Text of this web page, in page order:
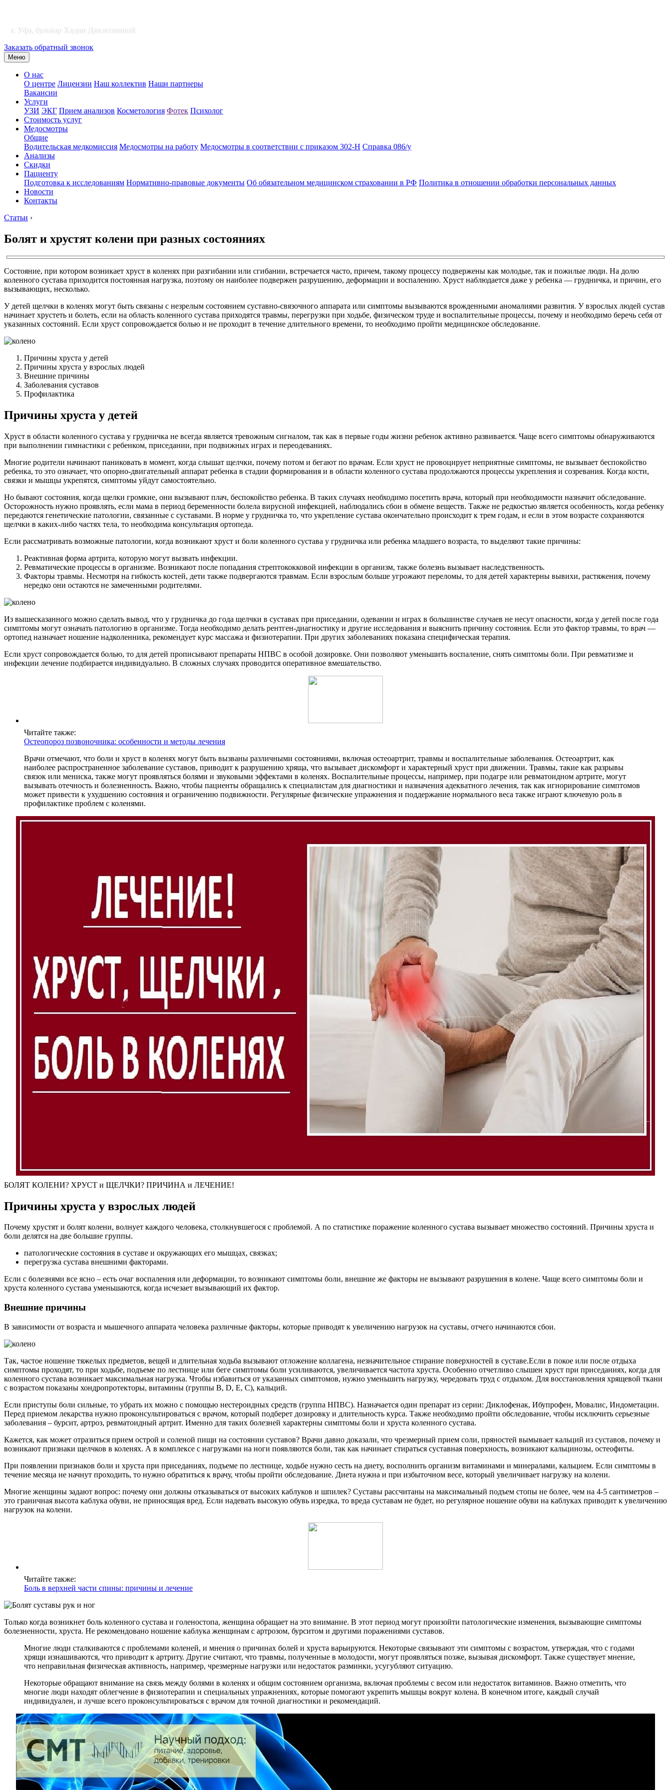
г. Уфа, бульвар Хадии Давлетшиной
Заказать обратный звонок
Меню
О нас
О центре Лицензии Наш коллектив Наши партнеры
Вакансии
Услуги
УЗИ ЭКГ Прием анализов Косметология Фотек Психолог
Стоимость услуг
Медосмотры
Общие
Водительская медкомиссия Медосмотры на работу Медосмотры в соответствии с приказом 302-Н Справка 086/у
Анализы
Скидки
Пациенту
Подготовка к исследованиям Нормативно-правовые документы Об обязательном медицинском страховании в РФ Политика в отношении обработки персональных данных
Новости
Контакты
Статьи ›
Болят и хрустят колени при разных состояниях
Состояние, при котором возникает хруст в коленях при разгибании или сгибании, встречается часто, причем, такому процессу подвержены как молодые, так и пожилые люди. На долю
коленного сустава приходится постоянная нагрузка, поэтому он наиболее подвержен разрушению, деформации и воспалению. Хруст наблюдается даже у ребенка — грудничка, и причин, его
вызывающих, несколько.
У детей щелчки в коленях могут быть связаны с незрелым состоянием суставно-связочного аппарата или симптомы вызываются врожденными аномалиями развития. У взрослых людей сустав
начинает хрустеть и болеть, если на область коленного сустава приходятся травмы, перегрузки при ходьбе, физическом труде и воспалительные процессы, почему и необходимо беречь себя от
указанных состояний. Если хруст сопровождается болью и не проходит в течение длительного времени, то необходимо пройти медицинское обследование.
Причины хруста у детей
Причины хруста у взрослых людей
Внешние причины
Заболевания суставов
Профилактика
Причины хруста у детей
Хруст в области коленного сустава у грудничка не всегда является тревожным сигналом, так как в первые годы жизни ребенок активно развивается. Чаще всего симптомы обнаруживаются
при выполнении гимнастики с ребенком, приседании, при подвижных играх и переодеваниях.
Многие родители начинают паниковать в момент, когда слышат щелчки, почему потом и бегают по врачам. Если хруст не провоцирует неприятные симптомы, не вызывает беспокойство
ребенка, то это означает, что опорно-двигательный аппарат ребенка в стадии формирования и в области коленного сустава продолжаются процессы укрепления и созревания. Когда кости,
связки и мышцы укрепятся, симптомы уйдут самостоятельно.
Но бывают состояния, когда щелки громкие, они вызывают плач, беспокойство ребенка. В таких случаях необходимо посетить врача, который при необходимости назначит обследование.
Осторожность нужно проявлять, если мама в период беременности болела вирусной инфекцией, наблюдались сбои в обмене веществ. Также не редкостью является особенность, когда ребенку
передаются генетические патологии, связанные с суставами. В норме у грудничка то, что укрепление сустава окончательно происходит к трем годам, и если в этом возрасте сохраняются
щелчки в каких-либо частях тела, то необходима консультация ортопеда.
Если рассматривать возможные патологии, когда возникают хруст и боли коленного сустава у грудничка или ребенка младшего возраста, то выделяют такие причины:
Реактивная форма артрита, которую могут вызвать инфекции.
Ревматические процессы в организме. Возникают после попадания стрептококковой инфекции в организм, также болезнь вызывает наследственность.
Факторы травмы. Несмотря на гибкость костей, дети также подвергаются травмам. Если взрослым больше угрожают переломы, то для детей характерны вывихи, растяжения, почему
нередко они остаются не замеченными родителями.
Из вышесказанного можно сделать вывод, что у грудничка до года щелчки в суставах при приседании, одевании и играх в большинстве случаев не несут опасности, когда у детей после года
симптомы могут означать патологию в организме. Тогда необходимо делать рентген-диагностику и другие исследования и выяснить причину состояния. Если это фактор травмы, то врач —
ортопед назначает ношение надколенника, рекомендует курс массажа и физиотерапии. При других заболеваниях показана специфическая терапия.
Если хруст сопровождается болью, то для детей прописывают препараты НПВС в особой дозировке. Они позволяют уменьшить воспаление, снять симптомы боли. При ревматизме и
инфекции лечение подбирается индивидуально. В сложных случаях проводится оперативное вмешательство.
Читайте также:
Остеопороз позвоночника: особенности и методы лечения
Врачи отмечают, что боли и хруст в коленях могут быть вызваны различными состояниями, включая остеоартрит, травмы и воспалительные заболевания. Остеоартрит, как
наиболее распространенное заболевание суставов, приводит к разрушению хряща, что вызывает дискомфорт и характерный хруст при движении. Травмы, такие как разрывы
связок или мениска, также могут проявляться болями и звуковыми эффектами в коленях. Воспалительные процессы, например, при подагре или ревматоидном артрите, могут
вызывать отечность и болезненность. Важно, чтобы пациенты обращались к специалистам для диагностики и назначения адекватного лечения, так как игнорирование симптомов
может привести к ухудшению состояния и ограничению подвижности. Регулярные физические упражнения и поддержание нормального веса также играют ключевую роль в
профилактике проблем с коленями.
БОЛЯТ КОЛЕНИ? ХРУСТ и ЩЕЛЧКИ? ПРИЧИНА и ЛЕЧЕНИЕ!
Причины хруста у взрослых людей
Почему хрустят и болят колени, волнует каждого человека, столкнувшегося с проблемой. А по статистике поражение коленного сустава вызывает множество состояний. Причины хруста и
боли делятся на две большие группы.
патологические состояния в суставе и окружающих его мышцах, связках;
перегрузка сустава внешними факторами.
Если с болезнями все ясно – есть очаг воспаления или деформации, то возникают симптомы боли, внешние же факторы не вызывают разрушения в колене. Чаще всего симптомы боли и
хруста коленного сустава уменьшаются, когда исчезает вызывающий их фактор.
Внешние причины
В зависимости от возраста и мышечного аппарата человека различные факторы, которые приводят к увеличению нагрузок на суставы, отчего начинаются сбои.
Так, частое ношение тяжелых предметов, вещей и длительная ходьба вызывают отложение коллагена, незначительное стирание поверхностей в суставе.Если в покое или после отдыха
симптомы проходят, то при ходьбе, подъеме по лестнице или беге симптомы боли усиливаются, увеличивается частота хруста. Особенно отчетливо слышен хруст при приседаниях, когда для
коленного сустава возникает максимальная нагрузка. Чтобы избавиться от указанных симптомов, нужно уменьшить нагрузку, чередовать труд с отдыхом. Для восстановления хрящевой ткани
с возрастом показаны хондропротекторы, витамины (группы B, D, E, C), кальций.
Если приступы боли сильные, то убрать их можно с помощью нестероидных средств (группа НПВС). Назначается один препарат из серии: Диклофенак, Ибупрофен, Мовалис, Индометацин.
Перед приемом лекарства нужно проконсультироваться с врачом, который подберет дозировку и длительность курса. Также необходимо пройти обследование, чтобы исключить серьезные
заболевания – бурсит, артроз, ревматоидный артрит. Именно для таких болезней характерны симптомы боли и хруста коленного сустава.
Кажется, как может отразиться прием острой и соленой пищи на состоянии суставов? Врачи давно доказали, что чрезмерный прием соли, пряностей вымывает кальций из суставов, почему и
возникают признаки щелчков в коленях. А в комплексе с нагрузками на ноги появляются боли, так как начинает стираться суставная поверхность, возникают кальцинозы, остеофиты.
При появлении признаков боли и хруста при приседаниях, подъеме по лестнице, ходьбе нужно сесть на диету, восполнить организм витаминами и минералами, кальцием. Если симптомы в
течение месяца не начнут проходить, то нужно обратиться к врачу, чтобы пройти обследование. Диета нужна и при избыточном весе, который увеличивает нагрузку на колени.
Многие женщины задают вопрос: почему они должны отказываться от высоких каблуков и шпилек? Суставы рассчитаны на максимальный подъем стопы не более, чем на 4-5 сантиметров –
это граничная высота каблука обуви, не приносящая вред. Если надевать высокую обувь изредка, то вреда суставам не будет, но регулярное ношение обуви на каблуках приводит к увеличению
нагрузок на колени.
Читайте также:
Боль в верхней части спины: причины и лечение
Только когда возникнет боль коленного сустава и голеностопа, женщина обращает на это внимание. В этот период могут произойти патологические изменения, вызывающие симптомы
болезненности, хруста. Не рекомендовано ношение каблука женщинам с артрозом, бурситом и другими поражениями суставов.
Многие люди сталкиваются с проблемами коленей, и мнения о причинах болей и хруста варьируются. Некоторые связывают эти симптомы с возрастом, утверждая, что с годами
хрящи изнашиваются, что приводит к артриту. Другие считают, что травмы, полученные в молодости, могут проявляться позже, вызывая дискомфорт. Также существует мнение,
что неправильная физическая активность, например, чрезмерные нагрузки или недостаток разминки, усугубляют ситуацию.
Некоторые обращают внимание на связь между болями в коленях и общим состоянием организма, включая проблемы с весом или недостаток витаминов. Важно отметить, что
многие люди находят облегчение в физиотерапии и специальных упражнениях, которые помогают укрепить мышцы вокруг колена. В конечном итоге, каждый случай
индивидуален, и лучше всего проконсультироваться с врачом для точной диагностики и рекомендаций.